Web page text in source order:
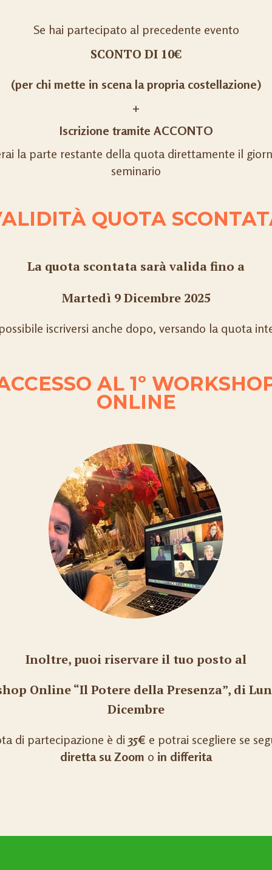
Se hai partecipato al precedente evento
SCONTO DI 10€
(per chi mette in scena la propria costellazione)
+
Iscrizione tramite ACCONTO
la parte restante della quota direttamente il
seminario
QUOTA
La quota scontata sarà valida fino a
Martedì 9 Dicembre 2025
iscriversi anche dopo, versando la quota
AL 1º
ONLINE
Inoltre, puoi riservare il tuo posto al
Online “Il Potere della Presenza”, di
Dicembre
di partecipazione è di 35€ e potrai scegliere se
diretta su Zoom o in differita